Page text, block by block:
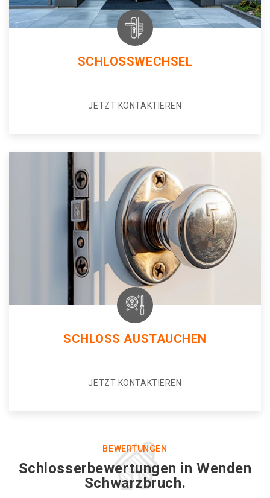
SCHLOSSWECHSEL
JETZT KONTAKTIEREN
SCHLOSS AUSTAUCHEN
JETZT KONTAKTIEREN
BEWERTUNGEN
Schlosserbewertungen in Wenden
Schwarzbruch.